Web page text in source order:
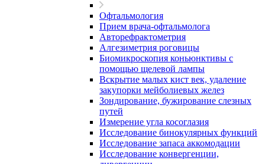
Офтальмология
Прием врача-офтальмолога
Авторефрактометрия
Алгезиметрия роговицы
Биомикроскопия коньюнктивы с
помощью щелевой лампы
Вскрытие малых кист век, удаление
закупорки мейболиевых желез
Зондирование, бужирование слезных
путей
Измерение угла косоглазия
Исследование бинокулярных функций
Исследование запаса аккомодации
Исследование конвергенции,